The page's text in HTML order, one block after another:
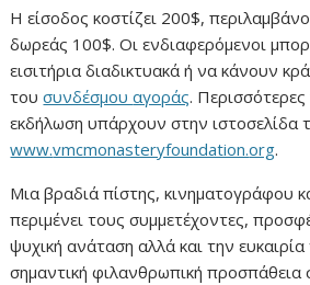
Ηείσοδοςκοστίζει 200$,
δωρεάς 100$.Οιενδιαφερόμενοι
εισιτήριαδιαδικτυακάήνακάνουν
τουσυνδέσμουαγοράς. Περισσότερες
εκδήλωσηυπάρχουνστηνιστοσελίδα
www.vmcmonasteryfoundation.org.
Μιαβραδιάπίστης,κινηματογράφου
περιμένειτουςσυμμετέχοντες,
ψυχικήανάτασηαλλάκαιτηνευκαιρία
σημαντικήφιλανθρωπικήπροσπάθεια